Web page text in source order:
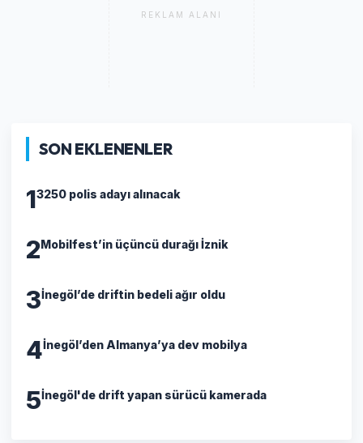
REKLAM ALANI
SON EKLENENLER
13250 polis adayı alınacak
2Mobilfest’in üçüncü durağı İznik
3İnegöl’de driftin bedeli ağır oldu
4İnegöl’den Almanya’ya dev mobilya
5İnegöl'de drift yapan sürücü kamerada